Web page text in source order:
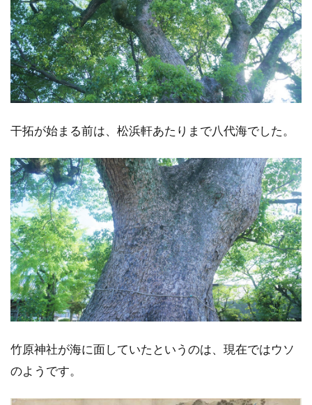
干拓が始まる前は、松浜軒あたりまで八代海でした。
竹原神社が海に面していたというのは、現在ではウソ
のようです。